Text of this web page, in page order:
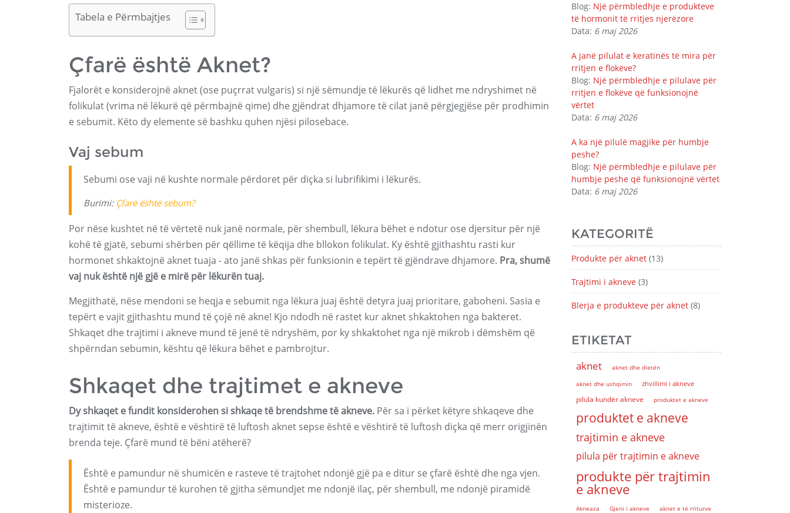
Tabela e Përmbajtjes
Çfarë është Aknet?
Fjalorët e konsiderojnë aknet (ose puçrrat vulgaris) si një sëmundje të lëkurës që lidhet me ndryshimet në
folikulat (vrima në lëkurë që përmbajnë qime) dhe gjëndrat dhjamore të cilat janë përgjegjëse për prodhimin
e sebumit. Këto dy elemente së bashku quhen njësi pilosebace.
Vaj sebum
Sebumi ose vaji në kushte normale përdoret për diçka si lubrifikimi i lëkurës.
Burimi: Çfarë është sebum?
Por nëse kushtet në të vërtetë nuk janë normale, për shembull, lëkura bëhet e ndotur ose djersitur për një
kohë të gjatë, sebumi shërben për qëllime të këqija dhe bllokon folikulat. Ky është gjithashtu rasti kur
hormonet shkaktojnë aknet tuaja - ato janë shkas për funksionin e tepërt të gjëndrave dhjamore. Pra, shumë
vaj nuk është një gjë e mirë për lëkurën tuaj.
Megjithatë, nëse mendoni se heqja e sebumit nga lëkura juaj është detyra juaj prioritare, gaboheni. Sasia e
tepërt e vajit gjithashtu mund të çojë në akne! Kjo ndodh në rastet kur aknet shkaktohen nga bakteret.
Shkaqet dhe trajtimi i akneve mund të jenë të ndryshëm, por ky shkaktohet nga një mikrob i dëmshëm që
shpërndan sebumin, kështu që lëkura bëhet e pambrojtur.
Shkaqet dhe trajtimet e akneve
Dy shkaqet e fundit konsiderohen si shkaqe të brendshme të akneve. Për sa i përket këtyre shkaqeve dhe
trajtimit të akneve, është e vështirë të luftosh aknet sepse është e vështirë të luftosh diçka që merr origjinën
brenda teje. Çfarë mund të bëni atëherë?
Është e pamundur në shumicën e rasteve të trajtohet ndonjë gjë pa e ditur se çfarë është dhe nga vjen.
Është e pamundur të kurohen të gjitha sëmundjet me ndonjë ilaç, për shembull, me ndonjë piramidë
misterioze.
Blog: Një përmbledhje e produkteve
të hormonit të rritjes njerëzore
Data: 6 maj 2026
A janë pilulat e keratinës të mira për
rritjen e flokëve?
Blog: Një përmbledhje e pilulave për
rritjen e flokëve që funksionojnë
vërtet
Data: 6 maj 2026
A ka një pilulë magjike për humbje
peshe?
Blog: Një përmbledhje e pilulave për
humbje peshe që funksionojnë vërtet
Data: 6 maj 2026
KATEGORITË
Produkte për aknet (13)
Trajtimi i akneve (3)
Blerja e produkteve për aknet (8)
ETIKETAT
aknet
aknet dhe dietën
aknet dhe ushqimin
zhvillimi i akneve
pilula kundër akneve produktet e akneve
produktet e akneve
trajtimin e akneve
pilula për trajtimin e akneve
produkte për trajtimin
e akneve
Akneaza Gjeni i akneve
aknet e të rriturve